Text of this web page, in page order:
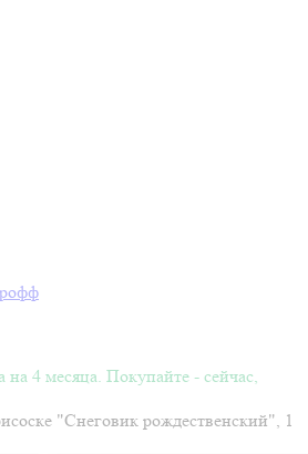
на 4 месяца. Покупайте - сейчас,
"Снеговик рождественский", 1